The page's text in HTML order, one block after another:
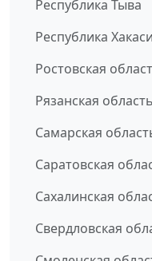
Республика Тыва
Республика
Ростовская
Рязанская область
Самарская
Саратовская
Сахалинская
Свердловская